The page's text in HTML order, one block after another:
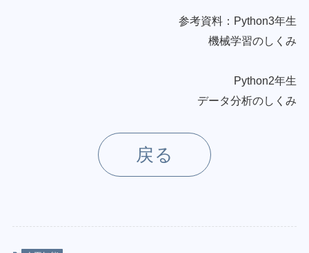
参考資料：Python3年生
機械学習のしくみ
Python2年生
データ分析のしくみ
戻る